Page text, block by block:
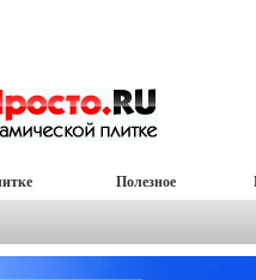
Полезное